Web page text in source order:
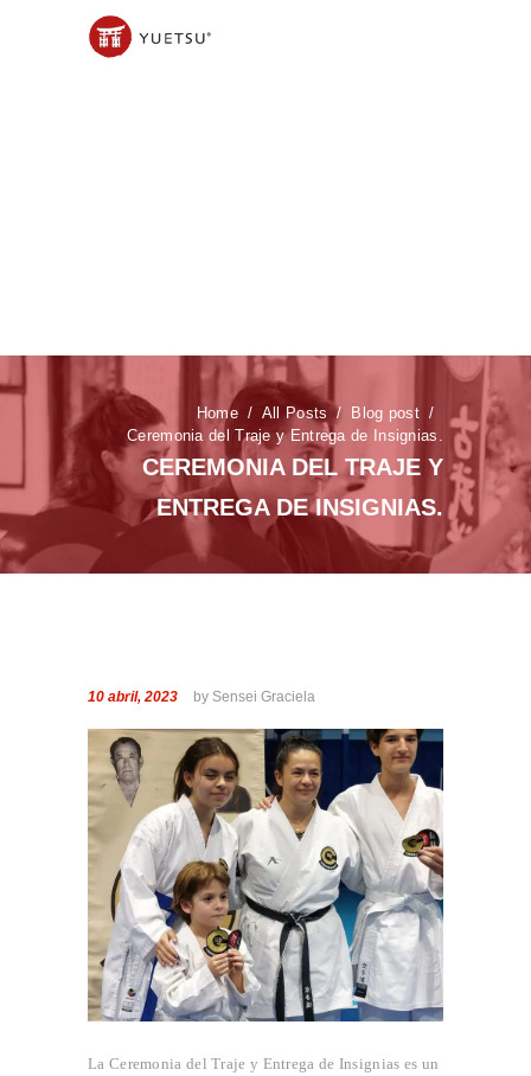
Home All Posts
Blog post
Ceremonia del Traje y Entrega de Insignias.
CEREMONIA DEL TRAJE Y
ENTREGA DE INSIGNIAS.
10 abril, 2023 by Sensei Graciela
La Ceremonia del Traje y Entrega de Insignias es un